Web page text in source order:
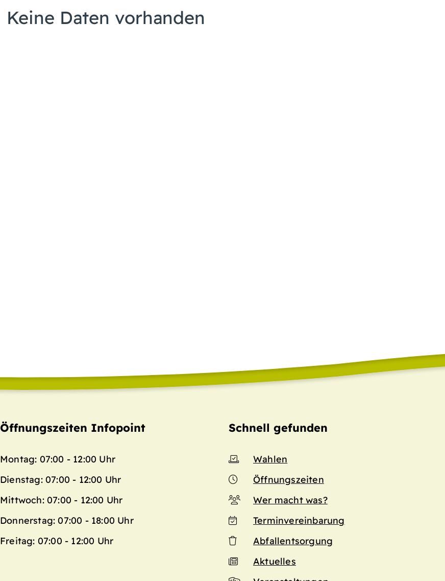
Keine Daten vorhanden
Öffnungszeiten Infopoint
Montag: 07:00 - 12:00 Uhr
Dienstag: 07:00 - 12:00 Uhr
Mittwoch: 07:00 - 12:00 Uhr
Donnerstag: 07:00 - 18:00 Uhr
Freitag: 07:00 - 12:00 Uhr
Schnell gefunden
Wahlen
Öffnungszeiten
Wer macht was?
Terminvereinbarung
Abfallentsorgung
Aktuelles